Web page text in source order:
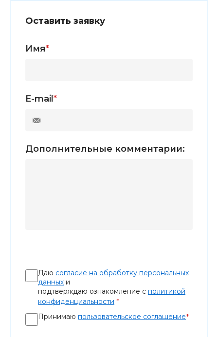
Оставить заявку
Имя*
E-mail *
Дополнительные комментарии:
Даю согласие на обработку персональных
данных и
подтверждаю ознакомление с политикой
конфиденциальности *
Принимаю пользовательское соглашение*